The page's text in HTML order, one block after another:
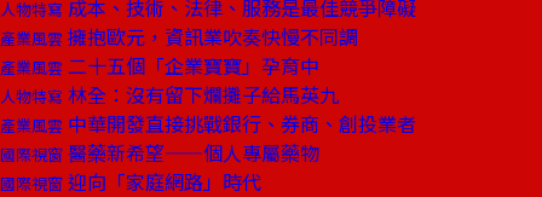
人物特寫 成本、技術、法律、服務是最佳競爭障礙
產業風雲 擁抱歐元，資訊業吹奏快慢不同調
產業風雲 二十五個「企業寶寶」孕育中
人物特寫 林全：沒有留下爛攤子給馬英九
產業風雲 中華開發直接挑戰銀行、券商、創投業者
國際視窗 醫藥新希望——個人專屬藥物
國際視窗 迎向「家庭網路」時代